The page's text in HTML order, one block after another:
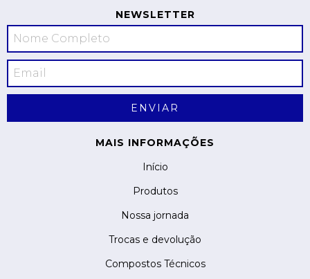
NEWSLETTER
MAIS INFORMAÇÕES
Início
Produtos
Nossa jornada
Trocas e devolução
Compostos Técnicos